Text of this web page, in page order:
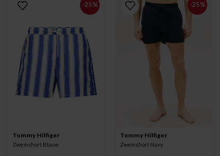
-25%
Tommy Hilfiger
Zwemshort Blauw
-25%
Tommy Hilfiger
Zwemshort Navy